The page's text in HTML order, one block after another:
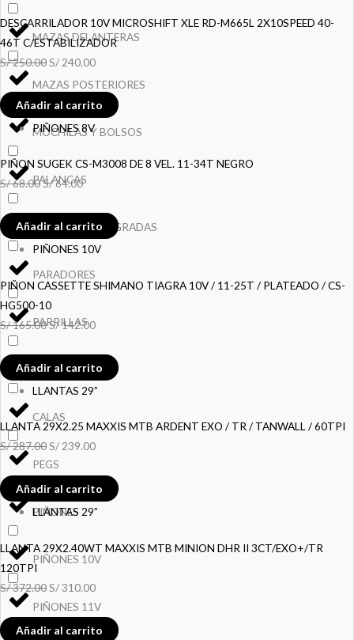
MAZAS DELANTERAS
MAZAS POSTERIORES
MOCHILAS Y BOLSOS
PALANCAS
PALANCAS INTEGRADAS
PARADORES
PARRILLAS
PEDALES
CALAS
PEGS
PIÑONES
PIÑONES 10V
PIÑONES 11V
DESCARRILADOR 10V MICROSHIFT XLE RD-M665L 2X10SPEED 40-
46T C/ESTABILIZADOR
S/250.00S/ 240.00
Añadir al carrito
PIÑONES 8V
PIÑON SUGEK CS-M3008 DE 8 VEL. 11-34T NEGRO
S/68.00S/64.00
Añadir al carrito
PIÑONES 10V
PIÑON CASSETTE SHIMANO TIAGRA 10V / 11-25T / PLATEADO / CS-
HG500-10
S/165.00S/142.00
Añadir al carrito
LLANTAS 29”
LLANTA 29X2.25 MAXXIS MTB ARDENT EXO / TR / TANWALL / 60TPI
S/287.00S/ 239.00
Añadir al carrito
LLANTAS 29”
LLANTA 29X2.40WT MAXXIS MTB MINION DHR II 3CT/EXO+/TR
120TPI
S/372.00S/310.00
Añadir al carrito